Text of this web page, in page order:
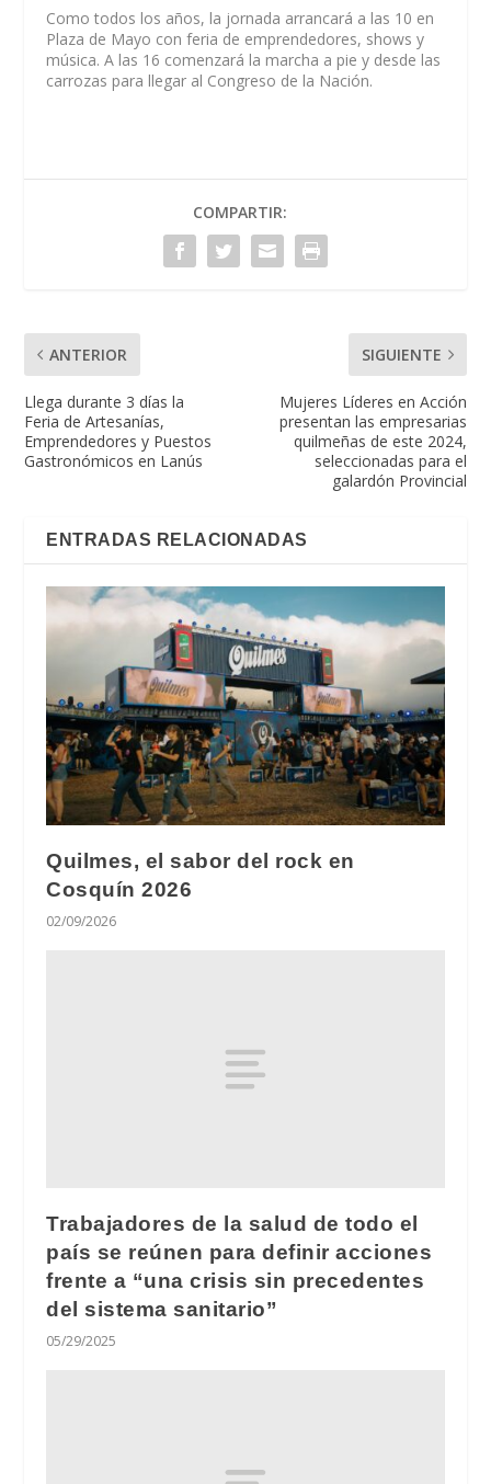
Como todos los años, la jornada arrancará a las 10 en
Plaza de Mayo con feria de emprendedores, shows y
música. A las 16 comenzará la marcha a pie y desde las
carrozas para llegar al Congreso de la Nación.
COMPARTIR:
ANTERIOR
Llega durante 3 días la
Feria de Artesanías,
Emprendedores y Puestos
Gastronómicos en Lanús
SIGUIENTE
Mujeres Líderes en Acción
presentan las empresarias
quilmeñas de este 2024,
seleccionadas para el
galardón Provincial
ENTRADAS RELACIONADAS
Quilmes, el sabor del rock en
Cosquín 2026
02/09/2026
Trabajadores de la salud de todo el
país se reúnen para definir acciones
frente a “una crisis sin precedentes
del sistema sanitario”
05/29/2025